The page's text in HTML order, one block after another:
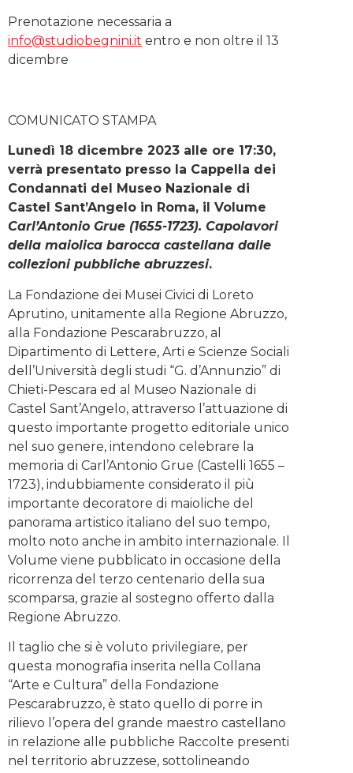
Prenotazione necessaria a
info@studiobegnini.it entro e non oltre il 13
dicembre
COMUNICATO STAMPA
Lunedì 18 dicembre 2023 alle ore 17:30,
verrà presentato presso la Cappella dei
Condannati del Museo Nazionale di
Castel Sant’Angelo in Roma, il Volume
Carl’Antonio Grue (1655-1723). Capolavori
della maiolica barocca castellana dalle
collezioni pubbliche abruzzesi.
La Fondazione dei Musei Civici di Loreto
Aprutino, unitamente alla Regione Abruzzo,
alla Fondazione Pescarabruzzo, al
Dipartimento di Lettere, Arti e Scienze Sociali
dell’Università degli studi “G. d’Annunzio” di
Chieti-Pescara ed al Museo Nazionale di
Castel Sant’Angelo, attraverso l’attuazione di
questo importante progetto editoriale unico
nel suo genere, intendono celebrare la
memoria di Carl’Antonio Grue (Castelli 1655 –
1723), indubbiamente considerato il più
importante decoratore di maioliche del
panorama artistico italiano del suo tempo,
molto noto anche in ambito internazionale. Il
Volume viene pubblicato in occasione della
ricorrenza del terzo centenario della sua
scomparsa, grazie al sostegno offerto dalla
Regione Abruzzo.
Il taglio che si è voluto privilegiare, per
questa monografia inserita nella Collana
“Arte e Cultura” della Fondazione
Pescarabruzzo, è stato quello di porre in
rilievo l’opera del grande maestro castellano
in relazione alle pubbliche Raccolte presenti
nel territorio abruzzese, sottolineando